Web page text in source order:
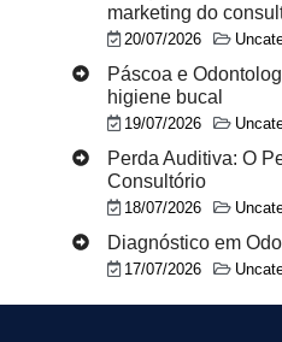
marketing do
20/07/2026
Páscoa e
higiene bucal
19/07/2026
Perda Auditiva: O
Consultório
18/07/2026
Diagnóstico em
17/07/2026